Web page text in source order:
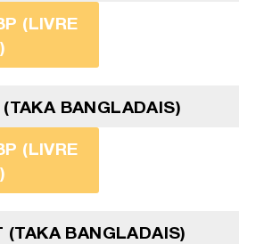
(LIVRE
BANGLADAIS)
(LIVRE
(TAKA BANGLADAIS)